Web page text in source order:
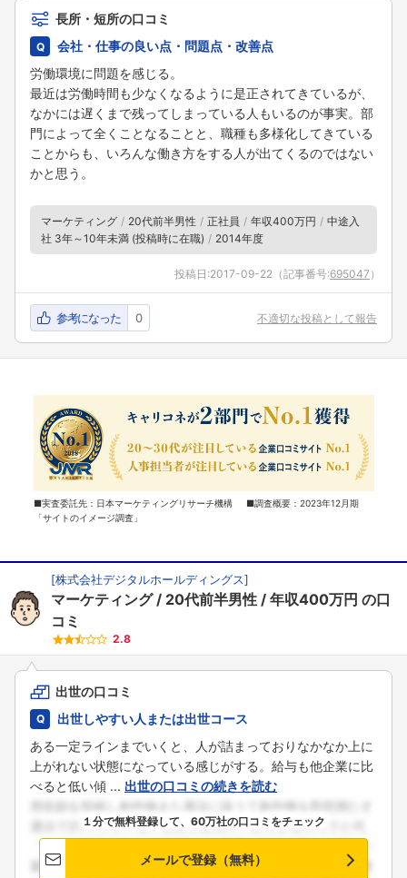
長所・短所の口コミ
会社・仕事の良い点・問題点・改善点
労働環境に問題を感じる。
最近は労働時間も少なくなるように是正されてきているが、
なかには遅くまで残ってしまっている人もいるのが事実。部
門によって全くことなることと、職種も多様化してきている
ことからも、いろんな働き方をする人が出てくるのではない
かと思う。
マーケティング 20代前半男性 正社員 年収400万円
中途入
社 3年～10年未満 (投稿時に在職)
2014年度
投稿日:2017-09-22 （記事番号:695047 ）
参考になった 0 不適切な投稿として報告
■実査委託先：日本マーケティングリサーチ機構 ■調査概要：2023年12月期
「サイトのイメージ調査」
[株式会社デジタルホールディングス]
マーケティング 20代前半男性 年収400万円 の口
コミ
2.8
出世の口コミ
出世しやすい人または出世コース
ある一定ラインまでいくと、人が詰まっておりなかなか上に
上がれない状態になっている感じがする。給与も他企業に比
べると低い傾 ... 出世の口コミの続きを読む
１分で無料登録して、60万社の口コミをチェック
メールで登録（無料）